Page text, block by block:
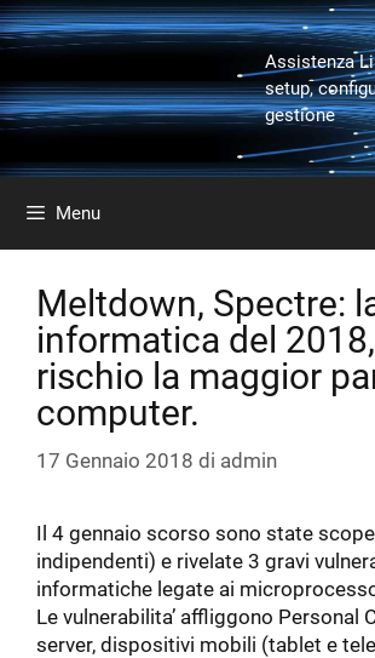
Vai
al
Assistenza
setup,
gestione
Menu
Meltdown, Spectre:
informatica del
rischio la maggior
computer.
17 Gennaio 2018 di admin
Il 4 gennaio scorso sono state
indipendenti) e rivelate 3 gravi
informatiche legate ai
Le vulnerabilita’ affliggono Personal
server, dispositivi mobili (tablet e